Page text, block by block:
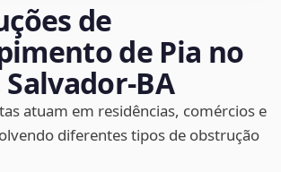
de
de Pia no
atuam em residências, comércios e
diferentes tipos de obstrução